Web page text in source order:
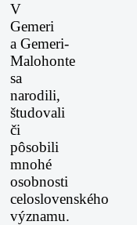
V
Gemeri
a Gemeri-
Malohonte
sa
narodili,
študovali
či
pôsobili
mnohé
osobnosti
celoslovenského
významu.